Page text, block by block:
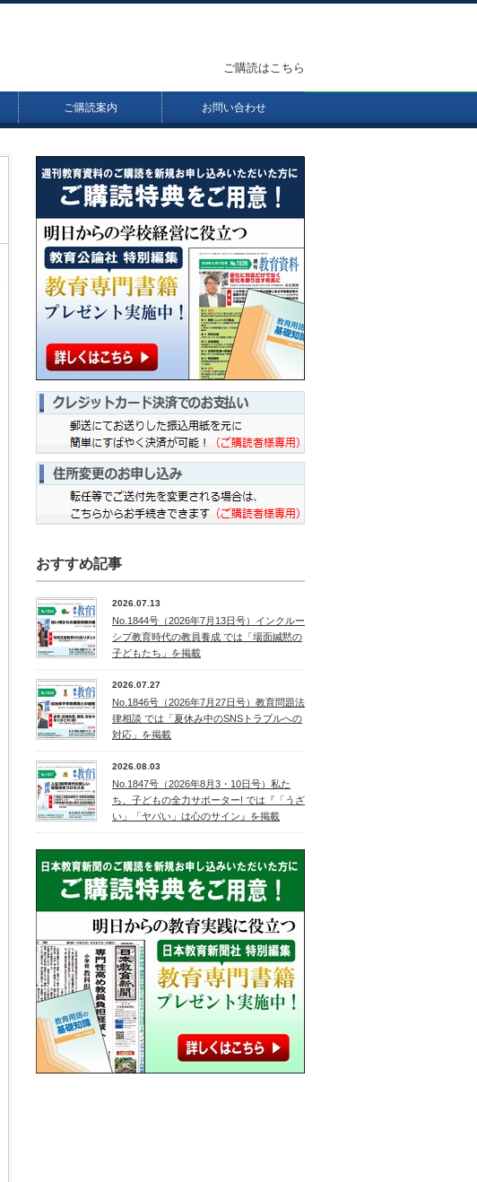
ご購読案内 お問い合わせ
ご購読はこちら
おすすめ記事
2026.07.13
No.1844号（2026年7月13日号）インクルー
シブ教育時代の教員養成 では「場面緘黙の
子どもたち」を掲載
2026.07.27
No.1846号（2026年7月27日号）教育問題法
律相談 では「夏休み中のSNSトラブルへの
対応」を掲載
2026.08.03
No.1847号（2026年8月3・10日号）私た
ち、子どもの全力サポーター! では『「うざ
い」「ヤバい」は心のサイン』を掲載